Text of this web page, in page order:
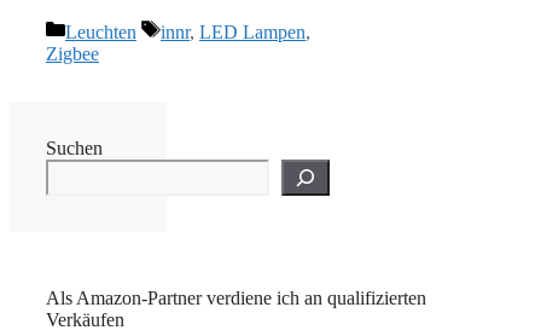
Kategorien
Leuchten Schlagwörter
innr, LED Lampen,
Zigbee
Suchen
Als Amazon-Partner verdiene ich an qualifizierten
Verkäufen